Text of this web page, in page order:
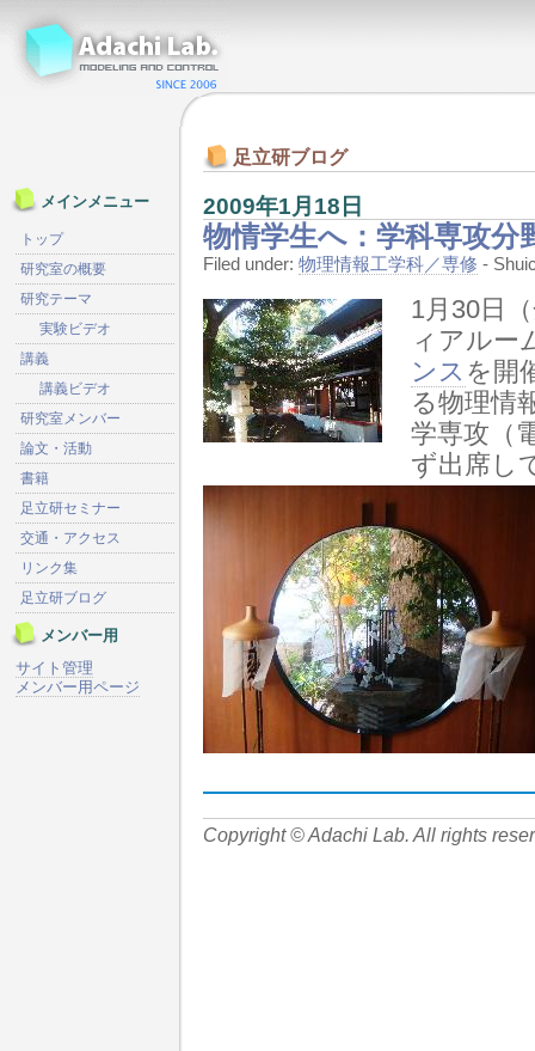
足立研ブログ
2009年1月18日
物情学生へ：学科専攻分
Filed under: 物理情報工学科／専修 -
1月30日
ィアルー
ンス を開
る物理情
学専攻（
ず出席し
Copyright © Adachi Lab. All rights
メインメニュー
トップ
研究室の概要
研究テーマ
実験ビデオ
講義
講義ビデオ
研究室メンバー
論文・活動
書籍
足立研セミナー
交通・アクセス
リンク集
足立研ブログ
メンバー用
サイト管理
メンバー用ページ